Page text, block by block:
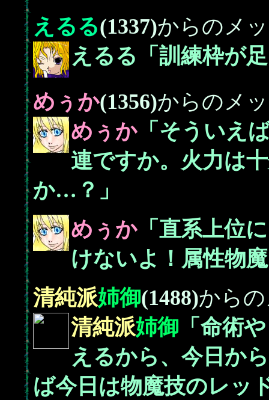
えるる(1337)からのメ
えるる「訓練枠が
めぅか(1356)からのメ
めぅか 「そういえ
連ですか。火力は
か…？」
めぅか 「直系上位
けないよ！属性物
清純派姉御(1488)から
清純派姉御 「命術
えるから、今日か
ば今日は物魔技のレッ